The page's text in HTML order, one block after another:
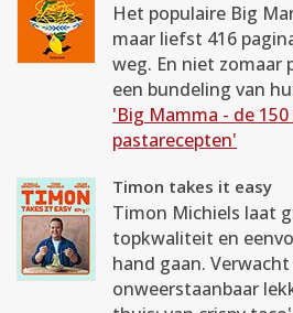
Het populaire Big
maar liefst 416
weg. En niet zomaar
een bundeling van
'Big Mamma - de
pastarecepten'
Timon takes it easy
Timon Michiels laat
topkwaliteit en
hand gaan.
onweerstaanbaar